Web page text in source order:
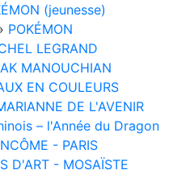
(jeunesse)
POKÉMON
LEGRAND
MANOUCHIAN
EN COULEURS
DE L'AVENIR
– l'Année du Dragon
- PARIS
D'ART - MOSAÏSTE